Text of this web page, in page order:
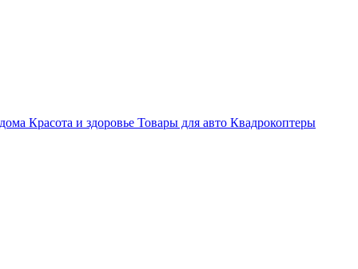
Красота и здоровье Товары для авто Квадрокоптеры